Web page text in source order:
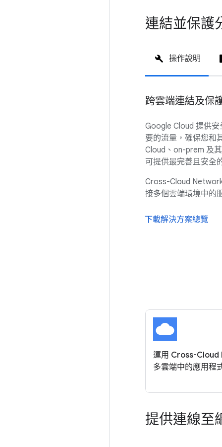
連結並保護
操作說明
跨雲端連結及保
Google Cloud 提供
要的流量，確保您和
Cloud、on-prem 及
可提供最完善且安全
Cross-Cloud
接多個雲端環境中的
下載解決方案總覽
運用 Cross-
多雲端中的應用程
提供連線至